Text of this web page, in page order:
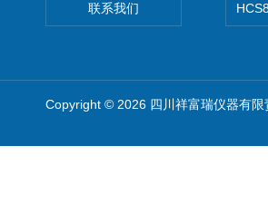
联系我们
Copyright © 2026 四川祥富瑞仪器有限